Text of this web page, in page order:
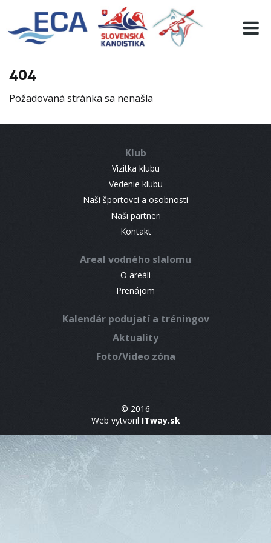
404
Požadovaná stránka sa nenašla
Klub
Vizitka klubu
Vedenie klubu
Naši športovci a osobnosti
Naši partneri
Kontakt
Areal vodného slalomu
O areáli
Prenájom
Kalendár podujatí a tréningov
Aktuality
Foto/Video zóna
© 2016
Web vytvoril ITway.sk
EURO 19
INFO
RESULTS
CONTACT